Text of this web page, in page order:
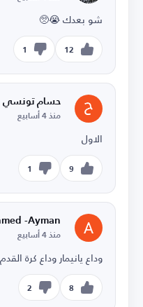
شو بعدك 😭🥺
12
1
حسام تونسي
منذ 4 أسابيع
الاول
9
1
-Ayman
منذ 4 أسابيع
وداع يانيمار وداع كرة القدم
8
2